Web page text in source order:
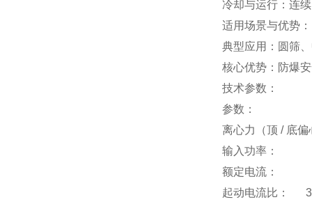
冷却与运行：连
适用场景与优势：
典型应用：圆筛
核心优势：防爆
技术参数：
参数：
离心力（顶 / 底
输入功率 ：
额定电流
起动电流比：